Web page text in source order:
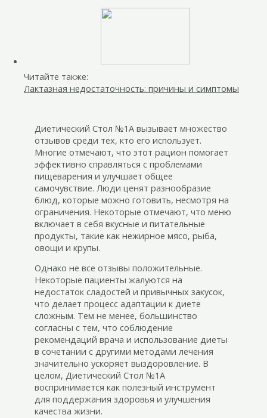
Читайте также:
Лактазная недостаточность: причины и симптомы
Диетический Стол №1А вызывает множество
отзывов среди тех, кто его использует.
Многие отмечают, что этот рацион помогает
эффективно справляться с проблемами
пищеварения и улучшает общее
самочувствие. Люди ценят разнообразие
блюд, которые можно готовить, несмотря на
ограничения. Некоторые отмечают, что меню
включает в себя вкусные и питательные
продукты, такие как нежирное мясо, рыба,
овощи и крупы.
Однако не все отзывы положительные.
Некоторые пациенты жалуются на
недостаток сладостей и привычных закусок,
что делает процесс адаптации к диете
сложным. Тем не менее, большинство
согласны с тем, что соблюдение
рекомендаций врача и использование диеты
в сочетании с другими методами лечения
значительно ускоряет выздоровление. В
целом, Диетический Стол №1А
воспринимается как полезный инструмент
для поддержания здоровья и улучшения
качества жизни.